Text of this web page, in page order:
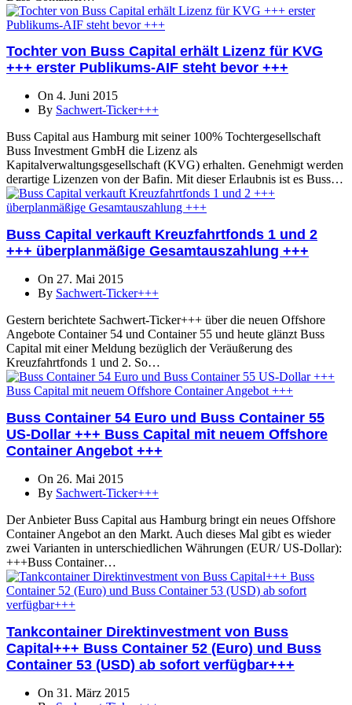
Tochter von Buss Capital erhält Lizenz für KVG
+++ erster Publikums-AIF steht bevor +++
On 4. Juni 2015
By Sachwert-Ticker+++
Buss Capital aus Hamburg mit seiner 100% Tochtergesellschaft
Buss Investment GmbH die Lizenz als
Kapitalverwaltungsgesellschaft (KVG) erhalten. Genehmigt werden
derartige Lizenzen von der Bafin. Mit dieser Erlaubnis ist es Buss…
Buss Capital verkauft Kreuzfahrtfonds 1 und 2
+++ überplanmäßige Gesamtauszahlung +++
On 27. Mai 2015
By Sachwert-Ticker+++
Gestern berichtete Sachwert-Ticker+++ über die neuen Offshore
Angebote Container 54 und Container 55 und heute glänzt Buss
Capital mit einer Meldung bezüglich der Veräußerung des
Kreuzfahrtfonds 1 und 2. So…
Buss Container 54 Euro und Buss Container 55
US-Dollar +++ Buss Capital mit neuem Offshore
Container Angebot +++
On 26. Mai 2015
By Sachwert-Ticker+++
Der Anbieter Buss Capital aus Hamburg bringt ein neues Offshore
Container Angebot an den Markt. Auch dieses Mal gibt es wieder
zwei Varianten in unterschiedlichen Währungen (EUR/ US-Dollar):
+++Buss Container…
Tankcontainer Direktinvestment von Buss
Capital+++ Buss Container 52 (Euro) und Buss
Container 53 (USD) ab sofort verfügbar+++
On 31. März 2015